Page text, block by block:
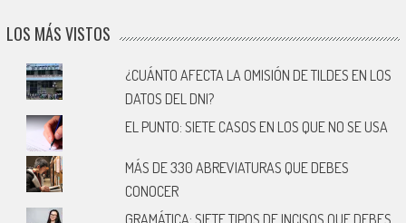
LOS MÁS VISTOS
¿CUÁNTO AFECTA LA OMISIÓN DE TILDES EN LOS
DATOS DEL DNI?
EL PUNTO: SIETE CASOS EN LOS QUE NO SE USA
MÁS DE 330 ABREVIATURAS QUE DEBES
CONOCER